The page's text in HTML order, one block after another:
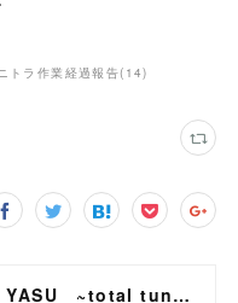
ラ作業経過報告( 14)
Racing Service YASU ~total tuning proshop~